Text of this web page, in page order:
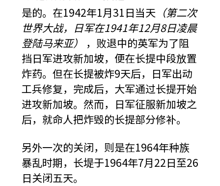
是的。在1942年1月31日当天 （第二次
世界大战，日军在1941年12月8日凌晨
登陆马来亚）
，败退中的英军为了阻
挡日军进攻新加坡，便在长提中段放置
炸药。但在长提被炸9天后，日军出动
工兵修复，完成后，大军通过长提开始
进攻新加坡。然而，日军征服新加坡之
后，就命人把炸毁的长提部分修补。
另外一次的关闭，则是在1964年种族
暴乱时期，长堤于1964年7月22日至26
日关闭五天。